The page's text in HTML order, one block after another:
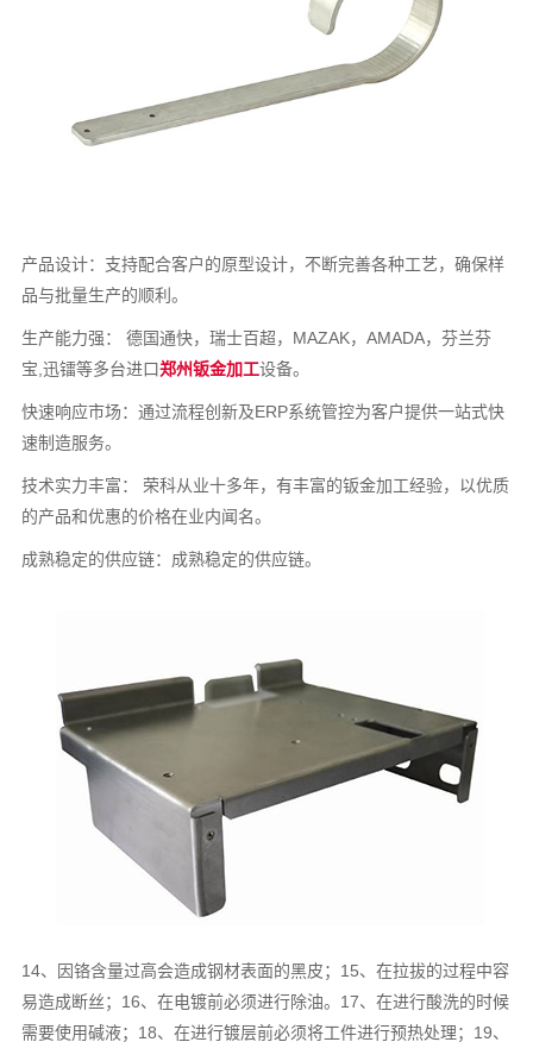
产品设计：支持配合客户的原型设计，不断完善各种工艺，确保样
品与批量生产的顺利。
生产能力强： 德国通快，瑞士百超，MAZAK，AMADA，芬兰芬
宝,迅镭等多台进口郑州钣金加工设备。
快速响应市场：通过流程创新及ERP系统管控为客户提供一站式快
速制造服务。
技术实力丰富： 荣科从业十多年，有丰富的钣金加工经验，以优质
的产品和优惠的价格在业内闻名。
成熟稳定的供应链：成熟稳定的供应链。
14、因铬含量过高会造成钢材表面的黑皮；15、在拉拔的过程中容
易造成断丝；16、在电镀前必须进行除油。17、在进行酸洗的时候
需要使用碱液；18、在进行镀层前必须将工件进行预热处理；19、